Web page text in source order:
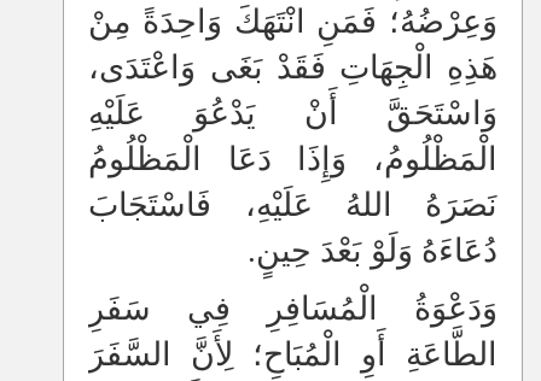
وَعِرْضُهُ؛ فَمَنِ انْتَهَكَ وَاحِدَةً مِنْ
هَذِهِ الْجِهَاتِ فَقَدْ بَغَى وَاعْتَدَى،
وَاسْتَحَقَّ أَنْ يَدْعُوَ عَلَيْهِ
الْمَظْلُومُ، وَإِذَا دَعَا الْمَظْلُومُ
نَصَرَهُ اللهُ عَلَيْهِ، فَاسْتَجَابَ
دُعَاءَهُ وَلَوْ بَعْدَ حِينٍ.
وَدَعْوَةُ الْمُسَافِرِ فِي سَفَرِ
الطَّاعَةِ أَوِ الْمُبَاحِ؛ لِأَنَّ السَّفَرَ